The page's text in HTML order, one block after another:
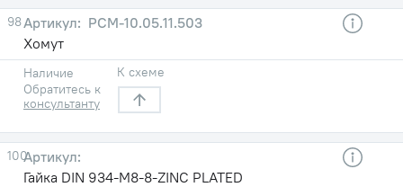
98
РСM-10.05.11.503
Хомут
Наличие
Обратитесь к
консультанту
К схеме
100
Гайка DIN 934-M8-8-ZINC PLATED